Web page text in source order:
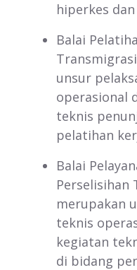
hiperkes
Balai
unsur
operasional
teknis
pelatihan
Balai
Perselisihan
merupakan
teknis
kegiatan
di bidang